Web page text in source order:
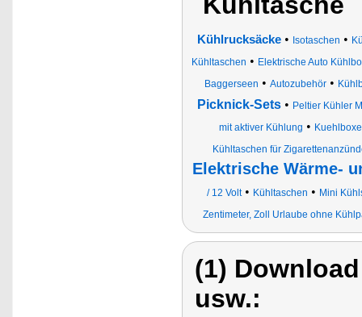
Kühlrucksäcke• Isotaschen •
Kühltaschen • Elektrische Auto
Baggerseen • Autozubehör•
Picknick-Sets • Peltier Kühler
mit aktiver Kühlung •
Kühltaschen für
Elektrische Wärme-
/ 12 Volt• Kühltaschen • Mini
Zentimeter, Zoll Urlaube ohne
(1)
usw.: